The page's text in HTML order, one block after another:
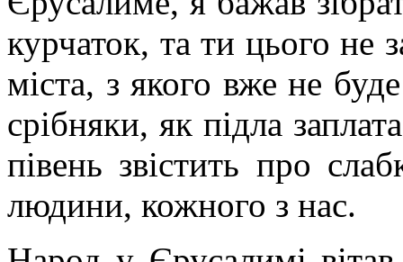
курчаток, та ти цього не
міста, з якого вже не
срібняки, як підла
півень звістить про
людини, кожного з нас.